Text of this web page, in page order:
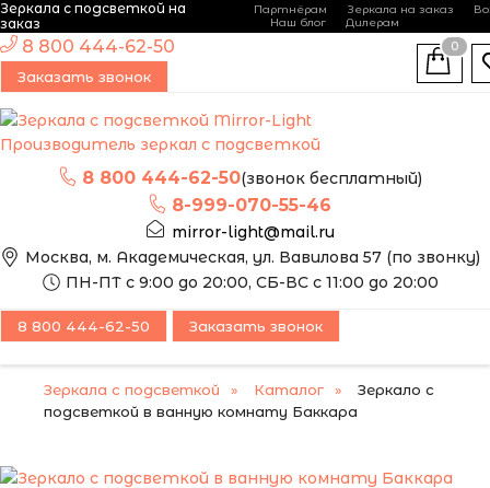
Зеркала с подсветкой на
заказ
Партнёрам Зеркала на заказ
Наш блог
Дилерам
Производитель зеркал с подсветкой
8 800 444-62-50(звонок бесплатный)
8-999-070-55-46
mirror-light@mail.ru
Москва, м. Академическая, ул. Вавилова 57 (по звонку)
ПН-ПТ с 9:00 до 20:00, СБ-ВС с 11:00 до 20:00
8 800 444-62-50
Заказать звонок
0
8 800 444-62-50 Заказать звонок
Зеркала с подсветкой Каталог
Зеркало с
подсветкой в ванную комнату Баккара
ЭТО ЗЕРКАЛО МЫ
МОЖЕМ ИЗГОТОВИТЬ
ПО ВАШИМ
-